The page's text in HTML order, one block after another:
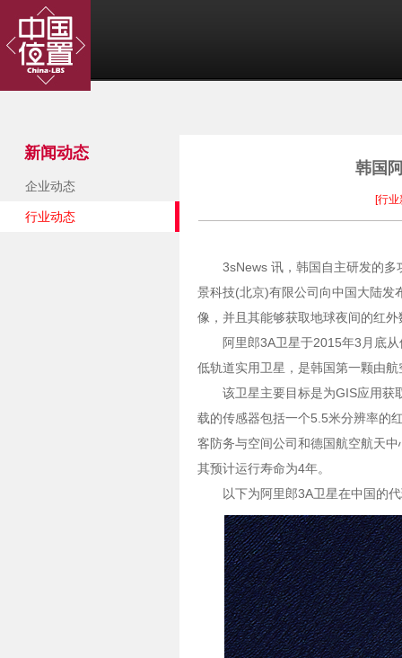
新闻动态
企业动态
行业动态
韩国
[行业
3sNews 讯，韩国自主研发的
景科技(北京)有限公司向中国大陆发
像，并且其能够获取地球夜间的红外
阿里郎3A卫星于2015年3月底
低轨道实用卫星，是韩国第一颗由
该卫星主要目标是为GIS应用获
载的传感器包括一个5.5米分辨率的
客防务与空间公司和德国航空航天
其预计运行寿命为4年。
以下为阿里郎3A卫星在中国的